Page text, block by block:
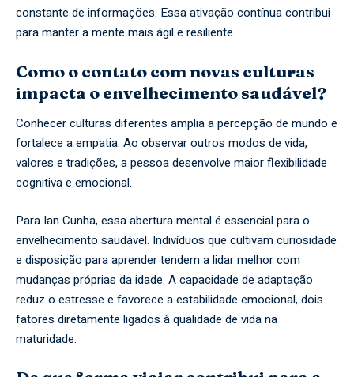
constante de informações. Essa ativação contínua contribui
para manter a mente mais ágil e resiliente.
Como o contato com novas culturas
impacta o envelhecimento saudável?
Conhecer culturas diferentes amplia a percepção de mundo e
fortalece a empatia. Ao observar outros modos de vida,
valores e tradições, a pessoa desenvolve maior flexibilidade
cognitiva e emocional.
Para Ian Cunha, essa abertura mental é essencial para o
envelhecimento saudável. Indivíduos que cultivam curiosidade
e disposição para aprender tendem a lidar melhor com
mudanças próprias da idade. A capacidade de adaptação
reduz o estresse e favorece a estabilidade emocional, dois
fatores diretamente ligados à qualidade de vida na
maturidade.